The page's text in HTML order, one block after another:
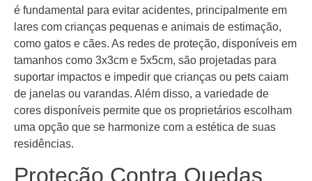
é fundamental para evitar acidentes, principalmente em
lares com crianças pequenas e animais de estimação,
como gatos e cães. As redes de proteção, disponíveis em
tamanhos como 3x3cm e 5x5cm, são projetadas para
suportar impactos e impedir que crianças ou pets caiam
de janelas ou varandas. Além disso, a variedade de
cores disponíveis permite que os proprietários escolham
uma opção que se harmonize com a estética de suas
residências.
Proteção Contra Quedas